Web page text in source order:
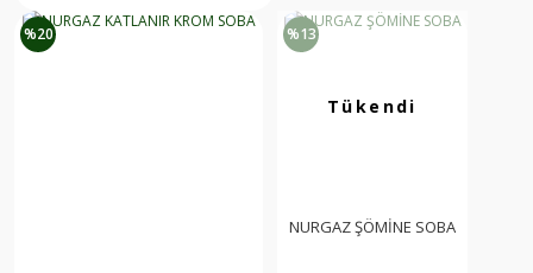
%20
Tükendi
%13
NURGAZ ŞÖMİNE SOBA